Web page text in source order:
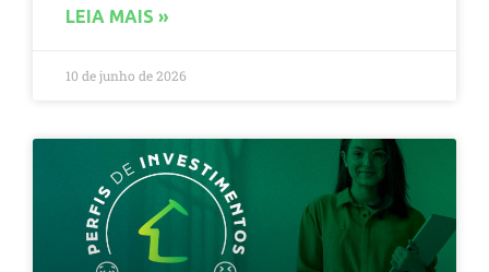
LEIA MAIS »
10 de junho de 2026